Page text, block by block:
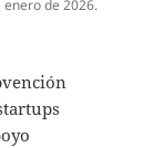
de 2026.